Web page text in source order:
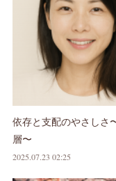
依存と支配のやさしさ
層〜
2025.07.23 02:25